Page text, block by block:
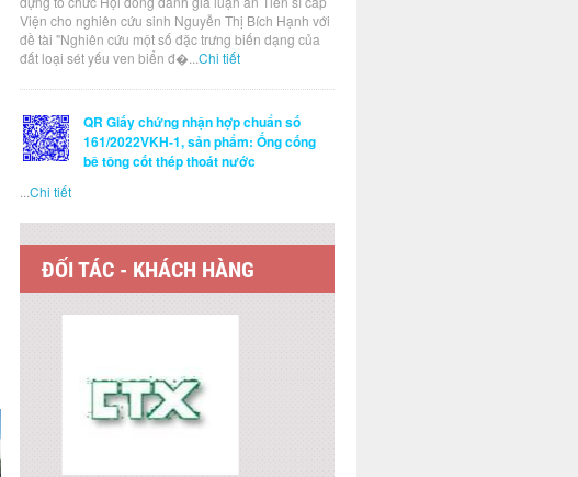
Viện cho nghiên cứu sinh Nguyễn Thị Bích Hạnh với
đề tài "Nghiên cứu một số đặc trưng biến dạng của
đất loại sét yếu ven biển đ�...Chi tiết
QR Giấy chứng nhận hợp chuẩn số
161/2022VKH-1, sản phẩm: Ống cống
bê tông cốt thép thoát nước
...Chi tiết
ĐỐI TÁC - KHÁCH HÀNG